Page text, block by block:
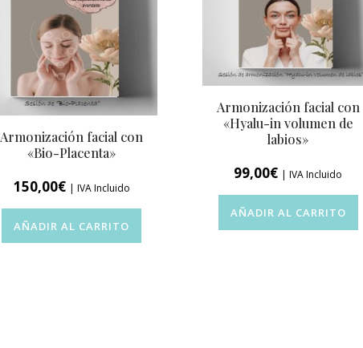
Armonización facial con
«Bio-Placenta»
150,00€ | IVA Incluido
AÑADIR AL CARRITO
Armonización facial con
«Hyalu-in volumen de
labios»
99,00€ | IVA Incluido
AÑADIR AL CARRITO